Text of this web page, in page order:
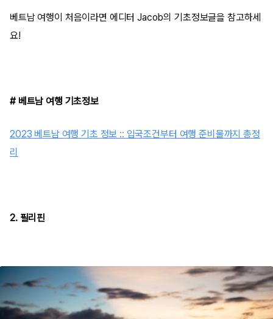
베트남 여행이 처음이라면 에디터 Jacob의 기초정보글을 참고하세
요!
# 베트남 여행 기초정보
2023 베트남 여행 기초 정보 :: 입국조건부터 여행 준비물까지 총정
리
2. 필리핀